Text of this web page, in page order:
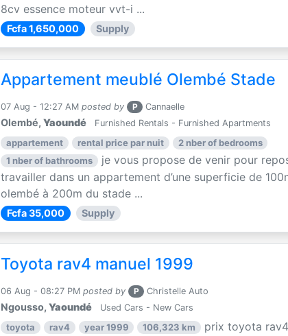
8cv essence moteur vvt-i ...
Fcfa 1,650,000 Supply
Appartement meublé Olembé Stade
07 Aug - 12:27 AM posted by P Cannaelle
Olembé,Yaoundé Furnished Rentals - Furnished Apartments
appartement rental price par nuit
2 nber of bedrooms
1 nber of bathrooms
je vous propose de venir pour
travailler dans un appartement d’une superficie de
olembé à 200m du stade ...
Fcfa 35,000 Supply
Toyota rav4 manuel 1999
06 Aug - 08:27 PM posted by P Christelle Auto
Ngousso,Yaoundé Used Cars - New Cars
toyota rav4 year 1999 106,323 km
prix toyota